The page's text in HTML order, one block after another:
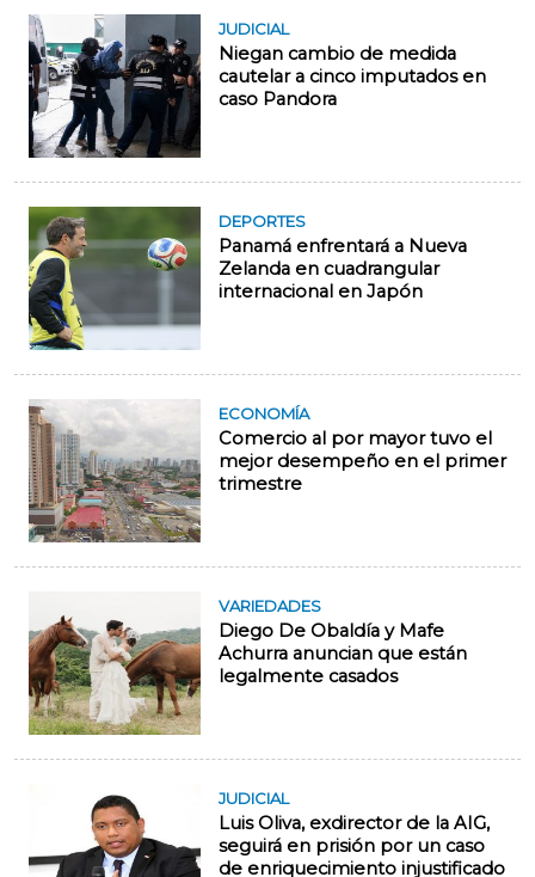
JUDICIAL
Niegan cambio de medida
cautelar a cinco imputados en
caso Pandora
DEPORTES
Panamá enfrentará a Nueva
Zelanda en cuadrangular
internacional en Japón
ECONOMÍA
Comercio al por mayor tuvo el
mejor desempeño en el primer
trimestre
VARIEDADES
Diego De Obaldía y Mafe
Achurra anuncian que están
legalmente casados
JUDICIAL
Luis Oliva, exdirector de la AIG,
seguirá en prisión por un caso
de enriquecimiento injustificado